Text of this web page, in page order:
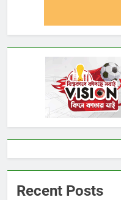
Recent Posts